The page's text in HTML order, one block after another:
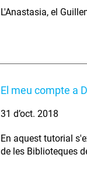
L'Anastasia, el
El meu compte a
31 d’oct. 2018
En aquest tutorial
de les Biblioteques